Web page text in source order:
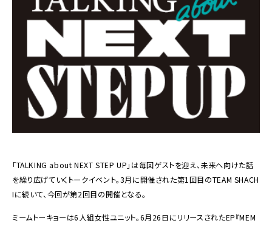
「TALKING about NEXT STEP UP」は毎回ゲストを迎え、未来へ向けた話
を繰り広げていくトークイベント。3月に開催された第1回目のTEAM SHACH
Iに続いて、今回が第2回目の開催となる。
ミームトーキョーは6人組女性ユニット。6月26日にリリースされたEP『MEM